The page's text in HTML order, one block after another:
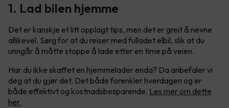
1. Lad bilen hjemme
Det er kanskje et litt opplagt tips, men det er greit å nevne
allikevel. Sørg for at du reiser med fulladet elbil, slik at du
unngår å måtte stoppe å lade etter en time på veien.
Har du ikke skaffet en hjemmelader enda? Da anbefaler vi
deg at du gjør det. Det både forenkler hverdagen og er
både effektivt og kostnadsbesparende. Les mer om dette
her.